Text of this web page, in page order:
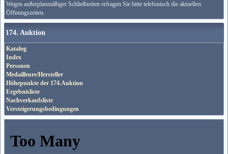
Wegen außerplanmäßiger Schließzeiten erfragen Sie bitte telefonisch die aktuellen
Öffnungszeiten.
174. Auktion
Katalog
Index
Personen
Medailleure/Hersteller
Höhepunkte der 174.Auktion
Ergebnisliste
Nachverkaufsliste
Versteigerungsbedingungen